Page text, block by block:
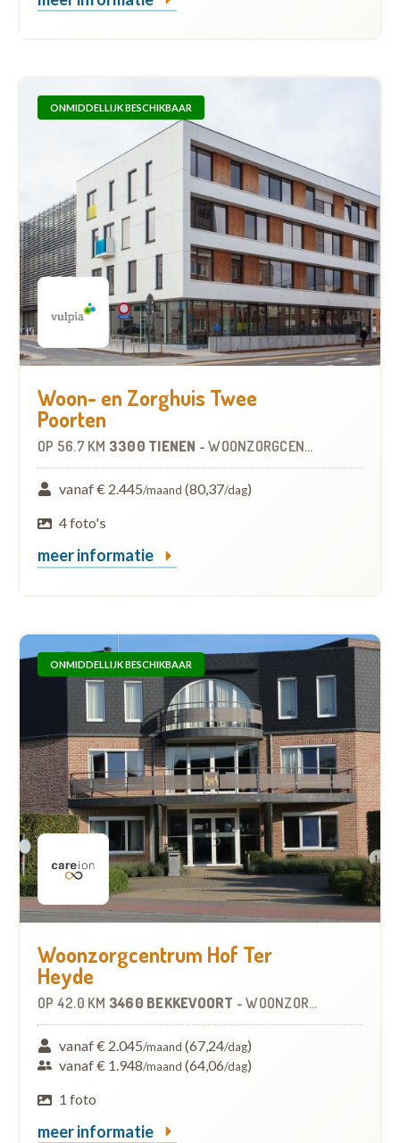
ONMIDDELLIJK BESCHIKBAAR
Woon- en Zorghuis Twee
Poorten
OP 56.7 KM 3300 TIENEN -WOONZORGCENTRUM (WZC)
vanaf € 2.445/maand (80,37/dag)
4 foto's
meer informatie
ONMIDDELLIJK BESCHIKBAAR
Woonzorgcentrum Hof Ter
Heyde
OP 42.0 KM 3460 BEKKEVOORT -WOONZORGCENTRUM (WZC)
vanaf € 2.045/maand (67,24/dag)
vanaf € 1.948/maand (64,06/dag)
1 foto
meer informatie